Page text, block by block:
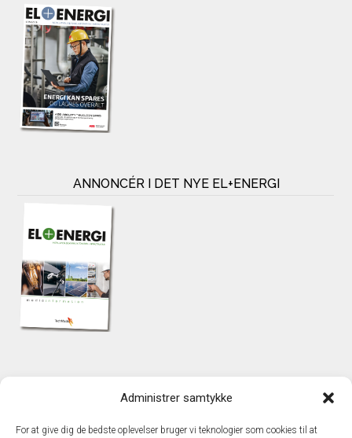
Administrer samtykke
For at give dig de bedste oplevelser bruger vi teknologier som cookies til at
ANNONCÉR I DET NYE EL+ENERGI
TechMedia A/S